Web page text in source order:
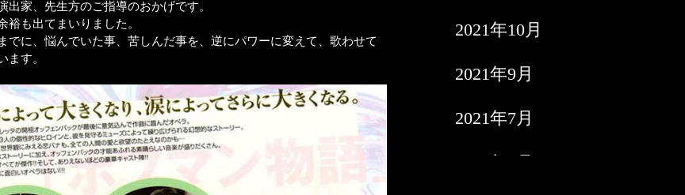
出家、先生方のご指導のおかげです。
裕も出てまいりました。
でに、悩んでいた事、苦しんだ事を、逆にパワーに変えて、歌わせて
ます。
2021年10月
2021年9月
2021年7月
2021年6月